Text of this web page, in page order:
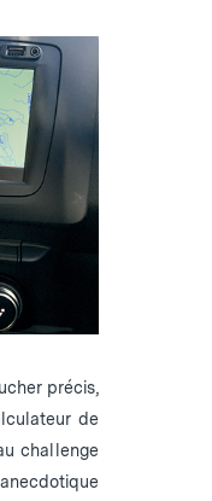
précis,
de
challenge